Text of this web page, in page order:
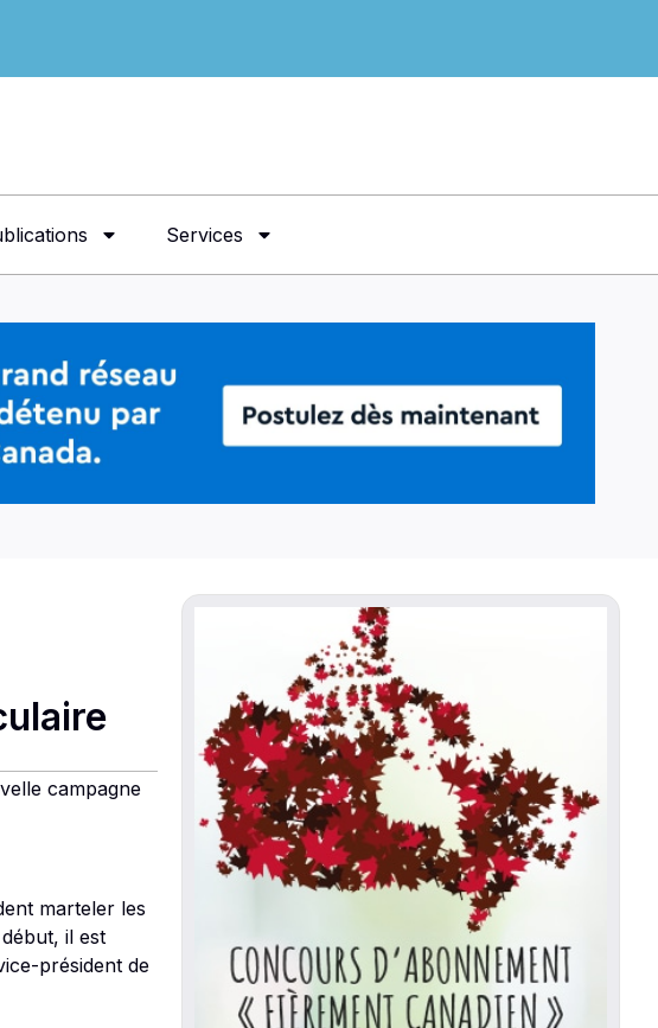
Services
campagne
marteler les
il est
président de